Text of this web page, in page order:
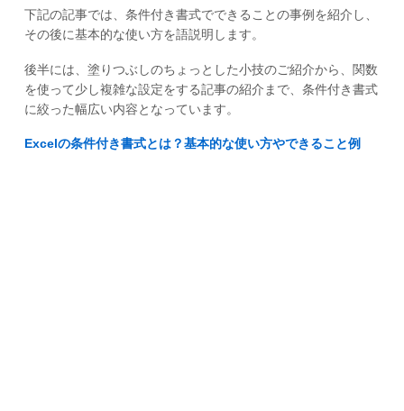
下記の記事では、条件付き書式でできることの事例を紹介し、
その後に基本的な使い方を語説明します。
後半には、塗りつぶしのちょっとした小技のご紹介から、関数
を使って少し複雑な設定をする記事の紹介まで、条件付き書式
に絞った幅広い内容となっています。
Excelの条件付き書式とは？基本的な使い方やできること例